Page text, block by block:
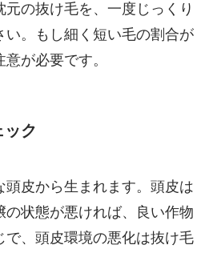
の抜け毛を、一度じっくり
い。もし細く短い毛の割合が
が必要です。
ック
頭皮から生まれます。頭皮は
の状態が悪ければ、良い作物
で、頭皮環境の悪化は抜け毛